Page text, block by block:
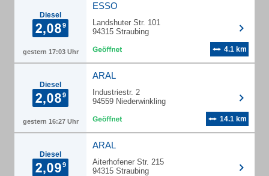
Diesel
gestern 17:03 Uhr
ESSO
Landshuter Str. 101
94315 Straubing
4.1 km
Diesel
gestern 16:27 Uhr
ARAL
Industriestr. 2
94559 Niederwinkling
14.1 km
Diesel
ARAL
Aiterhofener Str. 215
94315 Straubing